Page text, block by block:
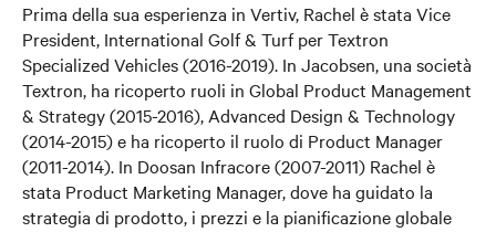
Prima della sua esperienza in Vertiv, Rachel è stata Vice
President, International Golf & Turf per Textron
Specialized Vehicles (2016-2019). In Jacobsen, una società
Textron, ha ricoperto ruoli in Global Product Management
& Strategy (2015-2016), Advanced Design & Technology
(2014-2015) e ha ricoperto il ruolo di Product Manager
(2011-2014). In Doosan Infracore (2007-2011) Rachel è
stata Product Marketing Manager, dove ha guidato la
strategia di prodotto, i prezzi e la pianificazione globale